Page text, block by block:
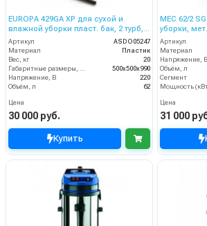
EUROPA 429GA XP для сухой и
влажной уборки пласт. бак, 2 турб,
2800 Вт, 62 л.
Артикул
ASDO05247
Материал
Пластик
Вес, кг
20
500х500х990
Напряжение, В
220
Объём, л
62
Цена
30 000 руб.
Купить
MEC 62/2
уборки,
Артикул
Материал
Напряжение, В
Объём, л
Сегмент
Мощность
Цена
31 000